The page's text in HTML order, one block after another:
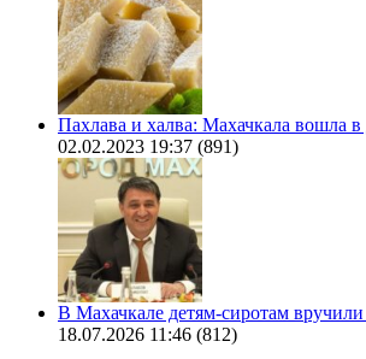
Пахлава и халва: Махачкала вошла
02.02.2023 19:37 (891)
В Махачкале детям-сиротам
18.07.2026 11:46 (812)